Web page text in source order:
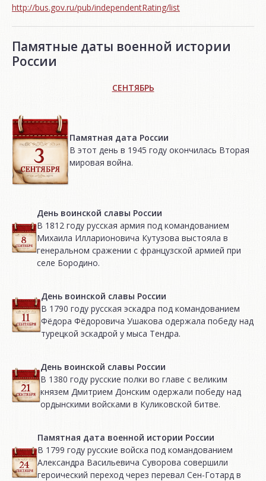
http://bus.gov.ru/pub/independentRating/list
Памятные даты военной истории
России
СЕНТЯБРЬ
Памятная дата России
В этот день в 1945 году окончилась Вторая
мировая война.
День воинской славы России
В 1812 году русская армия под командованием
Михаила Илларионовича Кутузова выстояла в
генеральном сражении с французской армией при
селе Бородино.
День воинской славы России
В 1790 году русская эскадра под командованием
Фёдора Фёдоровича Ушакова одержала победу над
турецкой эскадрой у мыса Тендра.
День воинской славы России
В 1380 году русские полки во главе с великим
князем Дмитрием Донским одержали победу над
ордынскими войсками в Куликовской битве.
Памятная дата военной истории России
В 1799 году русские войска под командованием
Александра Васильевича Суворова совершили
героический переход через перевал Сен-Готард в